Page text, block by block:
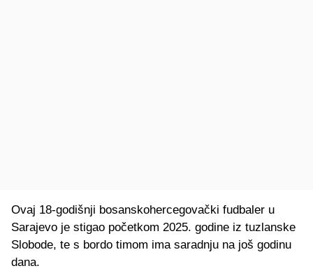
Ovaj 18-godišnji bosanskohercegovački fudbaler u
Sarajevo je stigao početkom 2025. godine iz tuzlanske
Slobode, te s bordo timom ima saradnju na još godinu
dana.